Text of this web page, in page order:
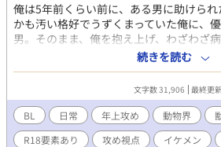
俺は5年前くらい前に、ある男に助けら
かも汚い格好でうずくまっていた俺に、
男。そのまま、俺を抱え上げ、わざわざ
れた。 …普通、ほっとくだろっ…見ず知
そんなわけで、俺は数年後、恩返しのた
ことにした。俺の精一杯の恩返し…喜ん
あれ…俺の恩返しって、なんか変？ 動物
あるかもしれませんが、あくまで妄想の
ださい。
続きを読む
文字数 31,906 最終更
BL 日常 年上攻め 動物界
R18要素あり
攻め視点 イケメン